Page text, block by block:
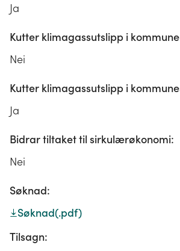
Ja
Kutter klimagassutslipp i
Nei
Kutter klimagassutslipp i
Ja
Bidrar tiltaket til sirkulærøkonomi:
Nei
Søknad:
Søknad(.pdf)
Tilsagn: